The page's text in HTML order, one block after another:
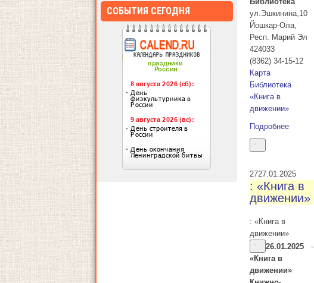
СОБЫТИЯ СЕГОДНЯ
ул.Эшкинина,10
Йошкар-Ола,
Респ. Марий Эл
424033
(8362) 34-15-12
Карта
Библиотека
«Книга в
движении»
Подробнее
2727.01.2025
: «Книга в
движении»
: «Книга в
движении»
26.01.2025
-
«Книга в
движении»